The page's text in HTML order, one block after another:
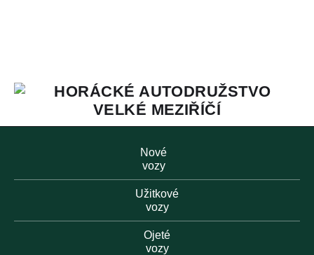
Nové
vozy
Užitkové
vozy
Ojeté
vozy